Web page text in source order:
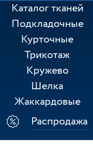
Каталог тканей
Подкладочные
Курточные
Трикотаж
Кружево
Шелка
Жаккардовые
Распродажа